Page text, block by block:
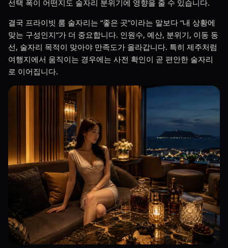
선택 폭이 어떤지도 술자리 분위기에 영향을 줄 수 있습니다.
결국 프라이빗 룸 술자리는 “좋은 곳”이라는 말보다 “내 상황에
맞는 구성인지”가 더 중요합니다. 인원수, 예산, 분위기, 이동 동
선, 술자리 목적이 맞아야 만족도가 올라갑니다. 특히 제주처럼
여행지에서 움직이는 경우에는 사전 확인이 곧 편안한 술자리
로 이어집니다.